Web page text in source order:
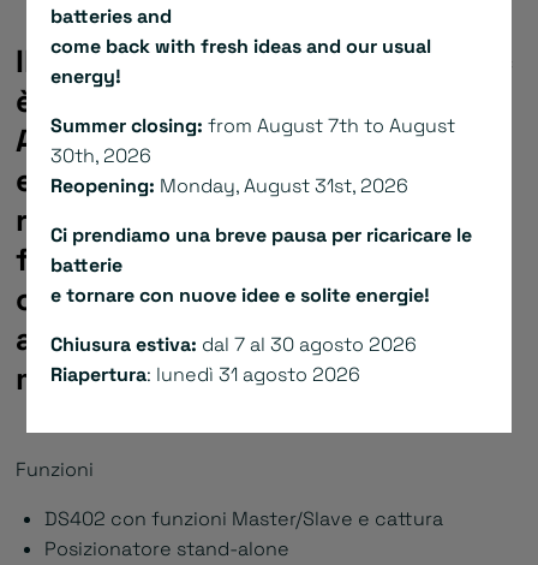
Il servoazionamento XtrapulsPac
è un flessibile servo-controllore
AC a 230 o 480 VAC con
eccezionali capacità applicative
real-time. La versione base offre
funzioni e tipi di interfacce che
coprono un largo range di
applicazioni, dal singolo asse al
multi-asse.
Funzioni
DS402 con funzioni Master/Slave e cattura
Posizionatore stand-alone
batteries and
come back with fresh ideas and our usual
energy!
Summer closing: from August 7th to August
30th, 2026
Reopening: Monday, August 31st, 2026
Ci prendiamo una breve pausa per ricaricare le
batterie
e tornare con nuove idee e solite energie!
Chiusura estiva: dal 7 al 30 agosto 2026
Riapertura: lunedì 31 agosto 2026